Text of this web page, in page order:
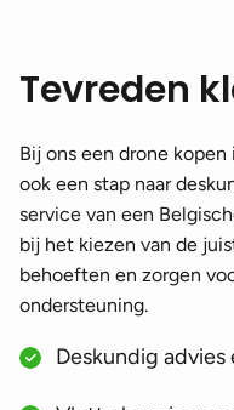
Tevreden
Bij ons een drone
ook een stap naar
service van een
bij het kiezen van de
behoeften en zorgen
ondersteuning.
Deskundig